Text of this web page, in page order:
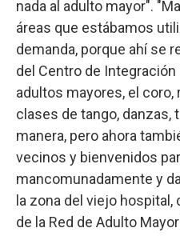
nada al adulto mayor".
áreas que estábamos
demanda, porque ahí se
del Centro de Integración
adultos mayores, el
clases de tango, danzas,
manera, pero ahora
vecinos y bienvenidos
mancomunadamente y
la zona del viejo hospital,
de la Red de Adulto